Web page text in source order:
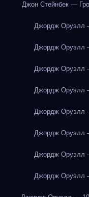
Джон Стейнбек —
Джордж Оруэлл
Джордж Оруэлл
Джордж Оруэлл
Джордж Оруэлл
Джордж Оруэлл
Джордж Оруэлл
Джордж Оруэлл
Джордж Оруэлл